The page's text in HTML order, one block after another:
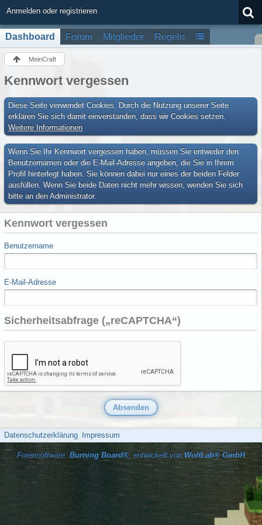
Anmelden oder registrieren
Dashboard Forum Mitglieder Regeln
MeinCraft
Kennwort vergessen
Diese Seite verwendet Cookies. Durch die Nutzung unserer Seite
erklären Sie sich damit einverstanden, dass wir Cookies setzen.
Weitere Informationen
Wenn Sie Ihr Kennwort vergessen haben, müssen Sie entweder den
Benutzernamen oder die E-Mail-Adresse angeben, die Sie in Ihrem
Profil hinterlegt haben. Sie können dabei nur eines der beiden Felder
ausfüllen. Wenn Sie beide Daten nicht mehr wissen, wenden Sie sich
bitte an den Administrator.
Kennwort vergessen
Benutzername
E-Mail-Adresse
Sicherheitsabfrage („reCAPTCHA“)
Datenschutzerklärung Impressum
Forensoftware: Burning Board®, entwickelt von WoltLab® GmbH